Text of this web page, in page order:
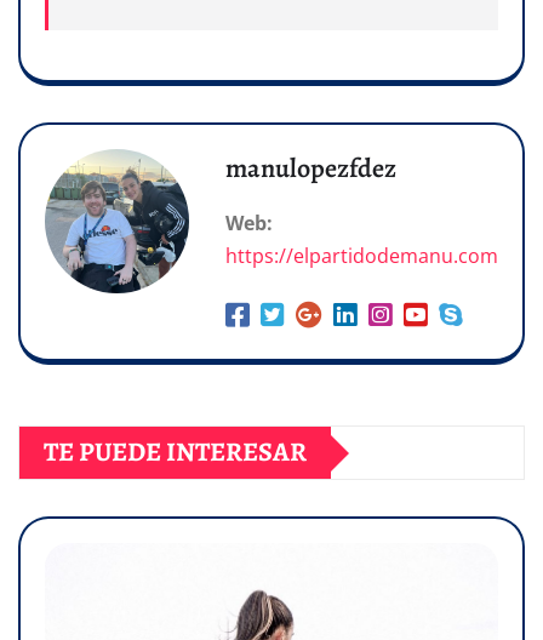
manulopezfdez
Web:
https://elpartidodemanu.com
TE PUEDE INTERESAR